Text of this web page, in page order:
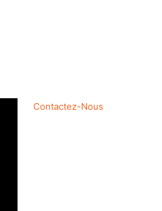
Contactez-Nous